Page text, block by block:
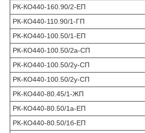
РК-КО440-160.90/2-ЕП
РК-КО440-110.90/1-ГП
РК-КО440-100.50/1-ЕП
РК-КО440-100.50/2а-СП
РК-КО440-100.50/2у-СП
РК-КО440-100.50/2у-СП
РК-КО440-80.45/1-ЖП
РК-КО440-80.50/1а-ЕП
РК-КО440-80.50/1б-ЕП